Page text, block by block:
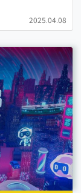
2025.04.08